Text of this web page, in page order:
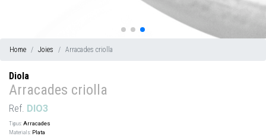
Home Joies Arracades criolla
Diola
Arracades criolla
Ref. DIO3
Tipus:Arracades
Materials: Plata